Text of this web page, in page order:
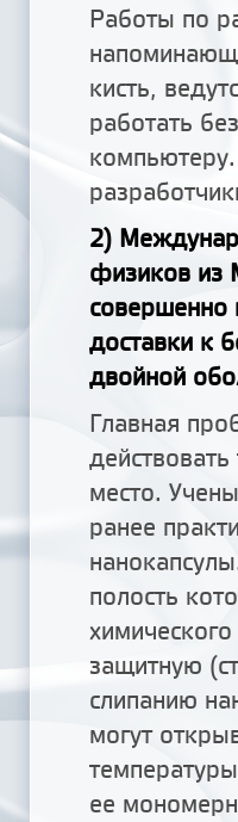
Работы по
кисть,
работать
2)
физиков из
совершенно
доставки к
двойной
Главная
место.
ранее
полость
защитную
слипанию
могут
ее